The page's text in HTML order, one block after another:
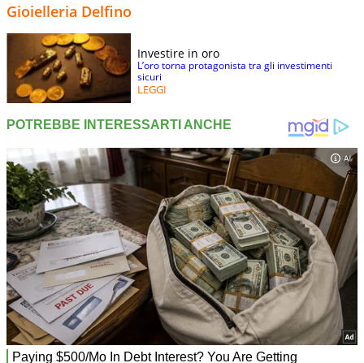
Gioielleria Delfino
Investire in oro
L’oro torna protagonista tra gli investimenti
sicuri
LEGGI